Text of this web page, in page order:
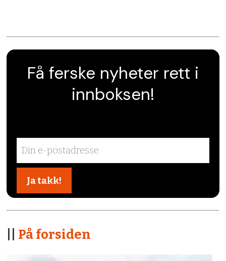
Få ferske nyheter rett i
innboksen!
På forsiden